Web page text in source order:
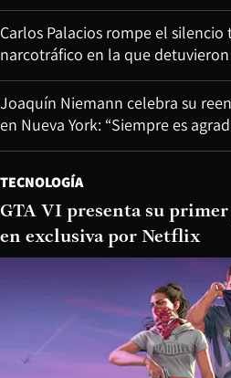
Carlos Palacios rompe el
narcotráfico en la que detuvieron
Joaquín Niemann celebra su
en Nueva York: “Siempre es
TECNOLOGÍA
GTA VI presenta su
en exclusiva por Netflix